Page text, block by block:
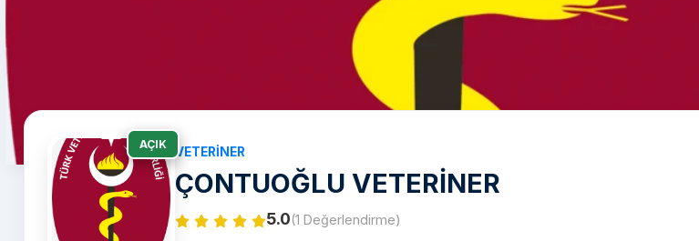
AÇIK
VETERINER
ÇONTUOĞLU VETERİNER
5.0(1 Değerlendirme)